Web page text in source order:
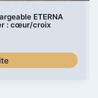
ETERNA
: cœur/croix